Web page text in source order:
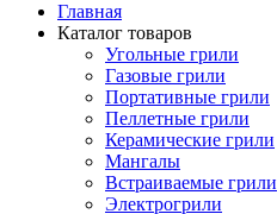
Главная
Каталог товаров
Угольные грили
Газовые грили
Портативные грили
Пеллетные грили
Керамические грили
Мангалы
Встраиваемые грили
Электрогрили